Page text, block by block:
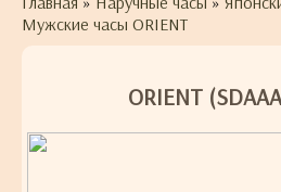
Мужские часы ORIENT
ORIENT